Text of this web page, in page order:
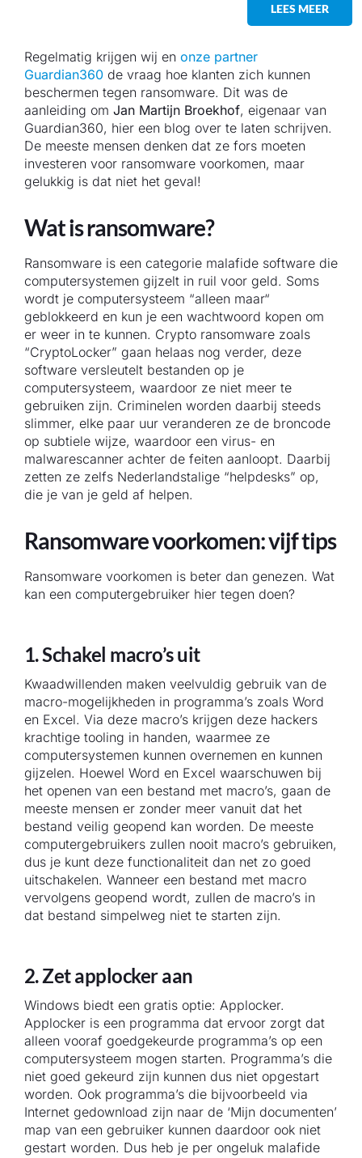
LEES MEER
Regelmatig krijgen wij en onze partner
Guardian360de vraag hoe klanten zich kunnen
beschermen tegen ransomware. Dit was de
aanleiding om Jan Martijn Broekhof, eigenaar van
Guardian360, hier een blog over te laten schrijven.
De meeste mensen denken dat ze fors moeten
investeren voor ransomware voorkomen, maar
gelukkig is dat niet het geval!
Wat is ransomware?
Ransomware is een categorie malafide software die
computersystemen gijzelt in ruil voor geld. Soms
wordt je computersysteem “alleen maar“
geblokkeerd en kun je een wachtwoord kopen om
er weer in te kunnen. Crypto ransomware zoals
“CryptoLocker” gaan helaas nog verder, deze
software versleutelt bestanden op je
computersysteem, waardoor ze niet meer te
gebruiken zijn. Criminelen worden daarbij steeds
slimmer, elke paar uur veranderen ze de broncode
op subtiele wijze, waardoor een virus- en
malwarescanner achter de feiten aanloopt. Daarbij
zetten ze zelfs Nederlandstalige “helpdesks” op,
die je van je geld af helpen.
Ransomware voorkomen: vijf tips
Ransomware voorkomen is beter dan genezen. Wat
kan een computergebruiker hier tegen doen?
1. Schakel macro’s uit
Kwaadwillenden maken veelvuldig gebruik van de
macro-mogelijkheden in programma’s zoals Word
en Excel. Via deze macro’s krijgen deze hackers
krachtige tooling in handen, waarmee ze
computersystemen kunnen overnemen en kunnen
gijzelen. Hoewel Word en Excel waarschuwen bij
het openen van een bestand met macro’s, gaan de
meeste mensen er zonder meer vanuit dat het
bestand veilig geopend kan worden. De meeste
computergebruikers zullen nooit macro’s gebruiken,
dus je kunt deze functionaliteit dan net zo goed
uitschakelen. Wanneer een bestand met macro
vervolgens geopend wordt, zullen de macro’s in
dat bestand simpelweg niet te starten zijn.
2. Zet applocker aan
Windows biedt een gratis optie: Applocker.
Applocker is een programma dat ervoor zorgt dat
alleen vooraf goedgekeurde programma’s op een
computersysteem mogen starten. Programma’s die
niet goed gekeurd zijn kunnen dus niet opgestart
worden. Ook programma’s die bijvoorbeeld via
Internet gedownload zijn naar de ‘Mijn documenten’
map van een gebruiker kunnen daardoor ook niet
gestart worden. Dus heb je per ongeluk malafide